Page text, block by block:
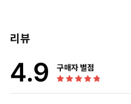
리뷰
4.9 구매자 별점